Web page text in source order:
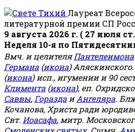
Лауреат
литературной премии СП
9 августа 2026 г. ( 27 июля
Неделя 10-я по
Вмч. и целителяПантелеимона
Германа (икона)
(икона) исп., игумении и 90
Климента (икона), еп.
Саввы, Горазда иАнгеляра.
Кочанова, Христа ради
Свт. Иоасафа, митр.